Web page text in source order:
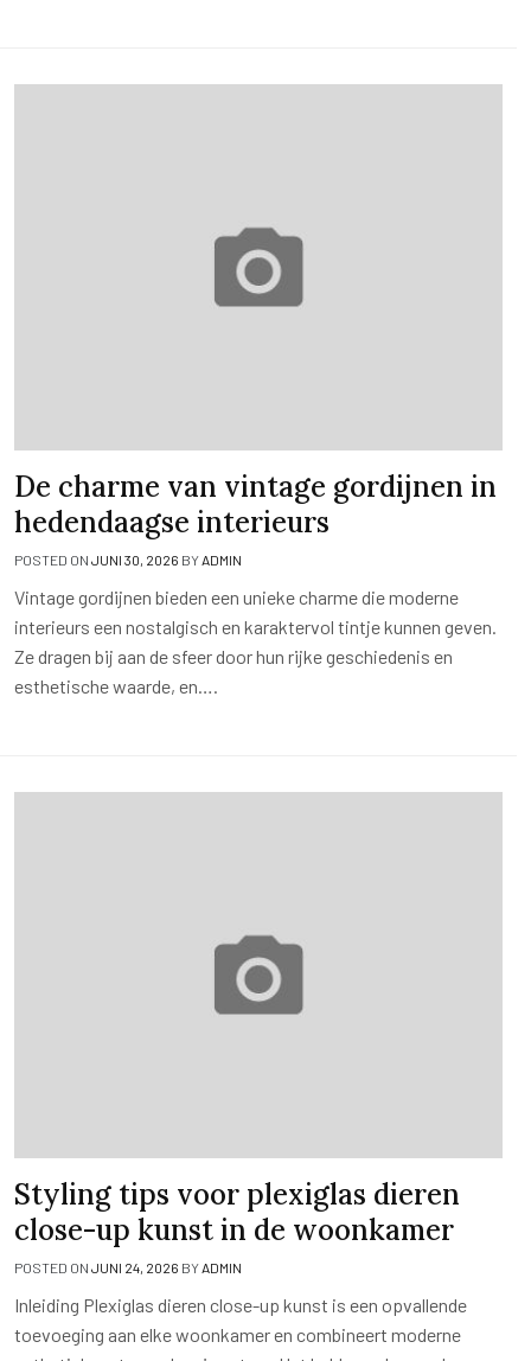
De charme van vintage gordijnen in
hedendaagse interieurs
POSTED ON JUNI 30, 2026 BYADMIN
Vintage gordijnen bieden een unieke charme die moderne
interieurs een nostalgisch en karaktervol tintje kunnen geven.
Ze dragen bij aan de sfeer door hun rijke geschiedenis en
esthetische waarde, en….
Styling tips voor plexiglas dieren
close-up kunst in de woonkamer
POSTED ON JUNI 24, 2026 BYADMIN
Inleiding Plexiglas dieren close-up kunst is een opvallende
toevoeging aan elke woonkamer en combineert moderne